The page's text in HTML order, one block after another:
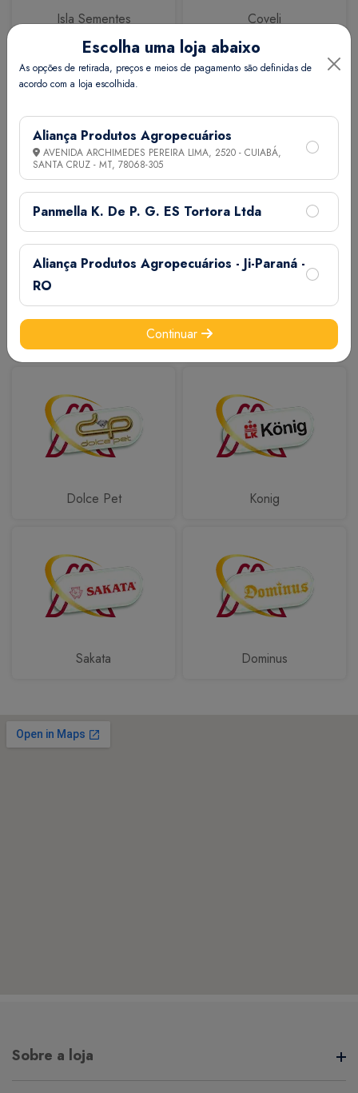
Isla Sementes Coveli
Calbos M7
Dolce Pet Konig
Sakata Dominus
Sobre a loja
Escolha uma loja abaixo
As opções de retirada, preços e meios de pagamento são definidas de
acordo com a loja escolhida.
Aliança Produtos Agropecuários
AVENIDA ARCHIMEDES PEREIRA LIMA, 2520 - CUIABÁ,
SANTA CRUZ - MT, 78068-305
Panmella K. De P. G. ES Tortora Ltda
Aliança Produtos Agropecuários - Ji-Paraná -
RO
Continuar